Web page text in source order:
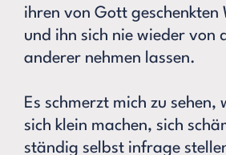
ihren von Gott geschenkten
und ihn sich nie wieder von
anderer nehmen lassen.
Es schmerzt mich zu sehen,
sich klein machen, sich
ständig selbst infrage